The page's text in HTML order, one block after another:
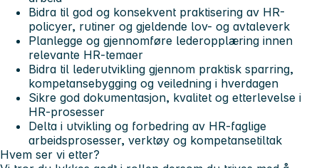
Bidra til god og konsekvent praktisering av HR-
policyer, rutiner og gjeldende lov- og avtaleverk
Planlegge og gjennomføre lederopplæring innen
relevante HR-temaer
Bidra til lederutvikling gjennom praktisk sparring,
kompetansebygging og veiledning i hverdagen
Sikre god dokumentasjon, kvalitet og etterlevelse i
HR-prosesser
Delta i utvikling og forbedring av HR-faglige
arbeidsprosesser, verktøy og kompetansetiltak
Hvem ser vi etter?